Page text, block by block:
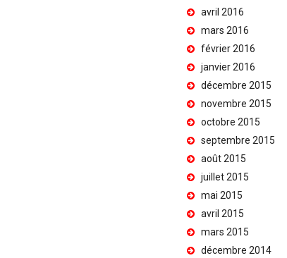
avril 2016
mars 2016
février 2016
janvier 2016
décembre 2015
novembre 2015
octobre 2015
septembre 2015
août 2015
juillet 2015
mai 2015
avril 2015
mars 2015
décembre 2014